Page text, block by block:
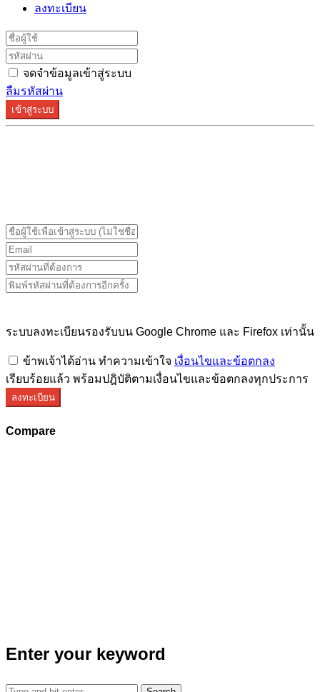
ลงทะเบียน
จดจำข้อมูลเข้าสู่ระบบ
ลืมรหัสผ่าน
เข้าสู่ระบบ
ระบบลงทะเบียนรองรับบน Google Chrome และ Firefox เท่านั้น
ข้าพเจ้าได้อ่าน ทำความเข้าใจ เงื่อนไขและข้อตกลง
เรียบร้อยแล้ว พร้อมปฎิบัติตามเงื่อนไขและข้อตกลงทุกประการ
ลงทะเบียน
Compare
Enter your keyword